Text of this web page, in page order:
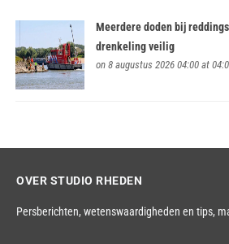
Meerdere doden bij
drenkeling veilig
on 8 augustus 2026 04:00 at
OVER STUDIO RHEDEN
Persberichten, wetenswaardigheden en tips,